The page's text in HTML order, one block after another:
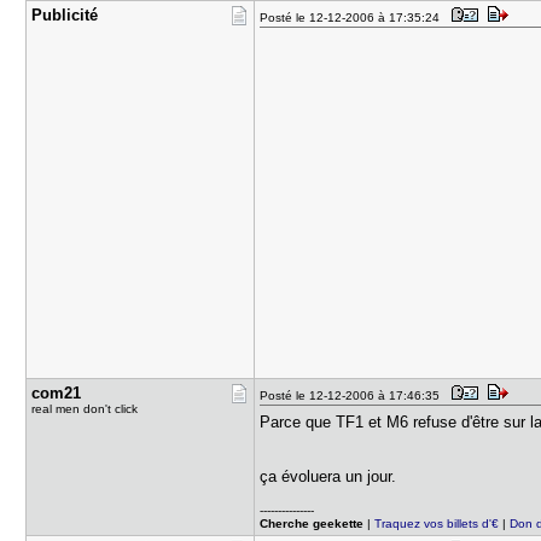
Publicité Posté le 12-12-2006 à 17:35:24
com21
real men don't click
Posté le 12-12-2006 à 17:46:35
Parce que TF1 et M6 refuse d'être sur
ça évoluera un jour.
---------------
Cherche geekette |Traquez vos billets d'€ |Don